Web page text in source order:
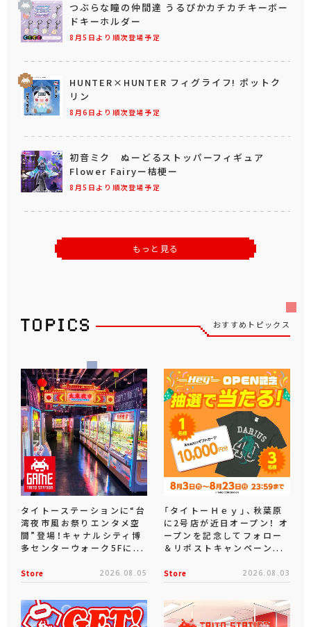
8月5日より順次登場予定
つぶらな瞳の仲間達 うるぴかカチカチキーボー
ドキーホルダー
8月6日より順次登場予定
HUNTER×HUNTER フィグライフ! ポットク
リン
8月5日より順次登場予定
初音ミク ぬーどるストッパーフィギュア
Flower Fairyー桔梗ー
もっと見る
おすすめトピックス
タイトーステーションに“台
湾夜市風お祭りエンタメ空
間”登場！キャナルシティ博
多センターウォーク5Fに...
Store 2026.08.05
「タイトーＨｅｙ」、秋葉原
に2号店が近日オープン！ オ
ープンを記念してフォロー
＆リポストキャンペーン...
Store 2026.08.03